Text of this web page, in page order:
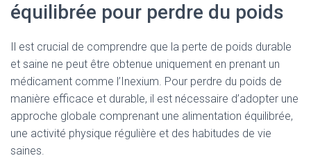
équilibrée pour perdre du poids
Il est crucial de comprendre que la perte de poids durable
et saine ne peut être obtenue uniquement en prenant un
médicament comme l’Inexium. Pour perdre du poids de
manière efficace et durable, il est nécessaire d’adopter une
approche globale comprenant une alimentation équilibrée,
une activité physique régulière et des habitudes de vie
saines.